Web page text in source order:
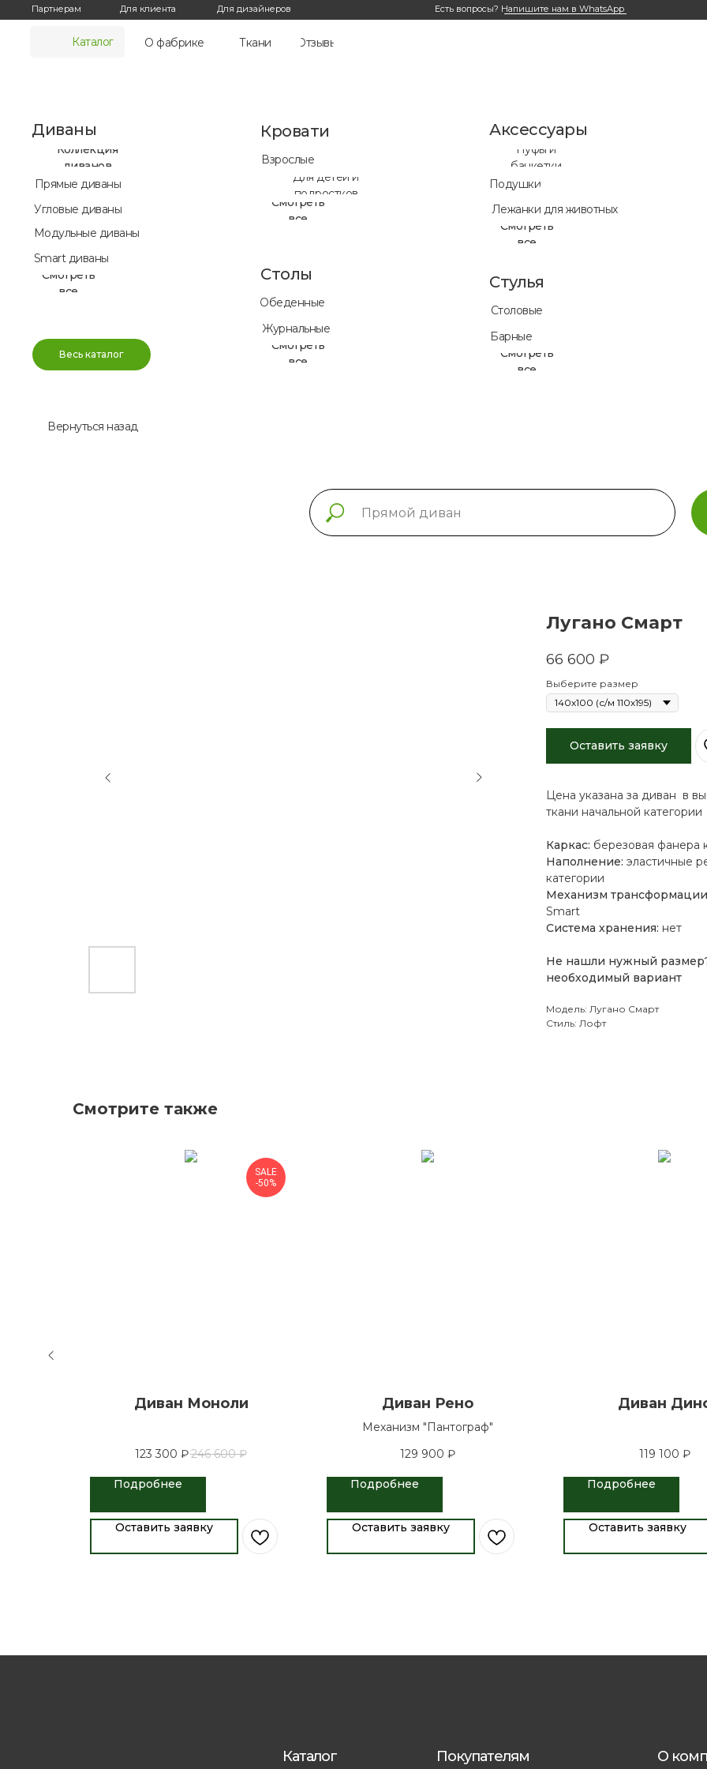
Каталог О фабрике Ткани Отзывы
Есть вопросы? Напишите нам в WhatsApp
Партнерам Для клиента Для дизайнеров
Диваны Кровати
Стулья
Аксессуары
Весь каталог
Прямые диваны
Угловые диваны
Модульные диваны
Smart диваны
Смотреть
все
Взрослые
Для детей и
подростков
Смотреть
все
Столовые
Барные
Смотреть
все
Столы
Обеденные
Журнальные
Смотреть
все
Пуфы и
банкетки
Подушки
Лежанки для животных
Смотреть
все
Коллекция
диванов
Вернуться назад
Лугано Смарт
66 600 ₽
Выберите размер
Оставить заявку
Цена указана за диван в
ткани начальной категории
Каркас: березовая фанера
Наполнение: эластичные
категории
Механизм
Smart
Система хранения: нет
Не нашли нужный
необходимый вариант
Модель: Лугано Смарт
Стиль: Лофт
Смотрите также
SALE
-50%
Диван Моноли
123 300 ₽246 600 ₽
Подробнее
Оставить заявку
Диван Рено
Механизм "Пантограф"
129 900 ₽
Подробнее
Оставить заявку
Диван
119 100 ₽
Подробнее
Оставить заявку
Каталог Покупателям О